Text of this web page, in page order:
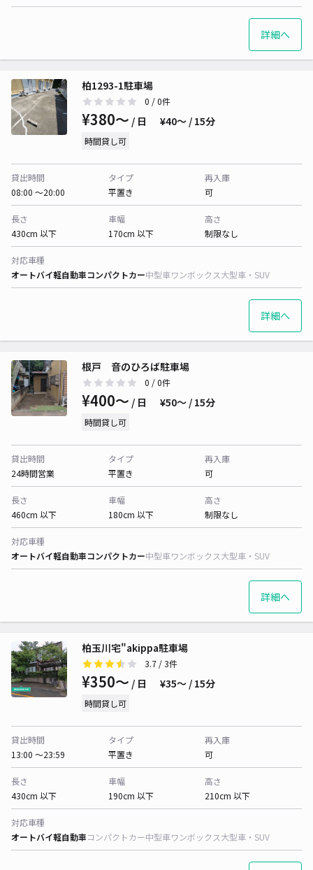
詳細へ
柏1293-1駐車場
0 / 0件
¥380〜 / 日 ¥40〜 / 15分
時間貸し可
貸出時間
08:00 〜20:00
タイプ
平置き
再入庫
可
長さ
430cm 以下
車幅
170cm 以下
高さ
制限なし
対応車種
オートバイ軽自動車コンパクトカー中型車ワンボックス大型車・SUV
詳細へ
根戸 音のひろば駐車場
0 / 0件
¥400〜 / 日 ¥50〜 / 15分
時間貸し可
貸出時間
24時間営業
タイプ
平置き
再入庫
可
長さ
460cm 以下
車幅
180cm 以下
高さ
制限なし
対応車種
オートバイ軽自動車コンパクトカー中型車ワンボックス大型車・SUV
詳細へ
柏玉川宅"akippa駐車場
3.7 / 3件
¥350〜 / 日 ¥35〜 / 15分
時間貸し可
貸出時間
13:00 〜23:59
タイプ
平置き
再入庫
可
長さ
430cm 以下
車幅
190cm 以下
高さ
210cm 以下
対応車種
オートバイ軽自動車コンパクトカー中型車ワンボックス大型車・SUV